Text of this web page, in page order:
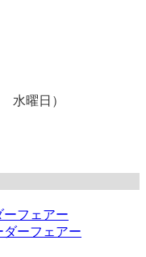
水曜日）
ーフェアー